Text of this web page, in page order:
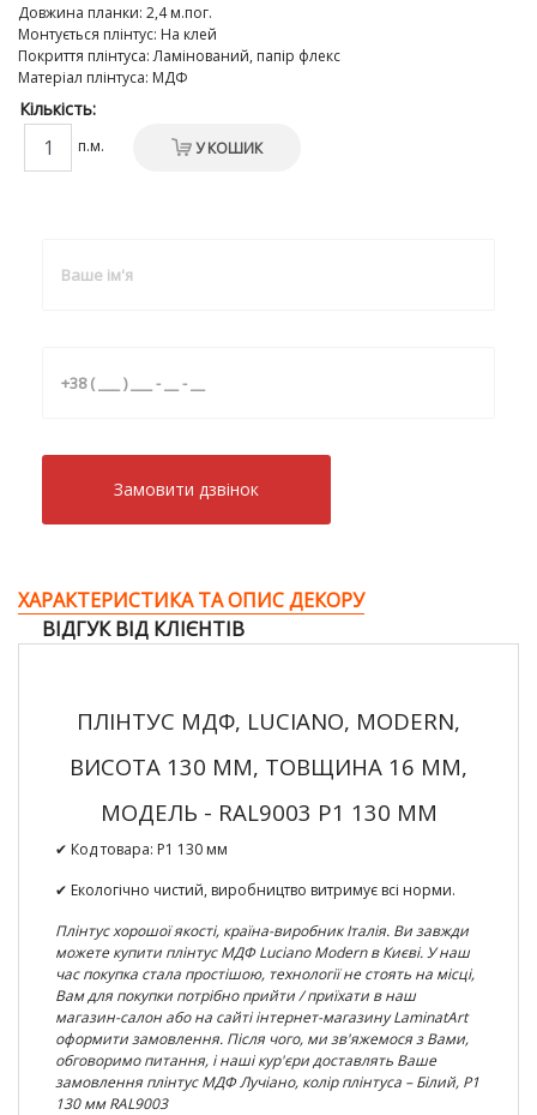
Довжина планки: 2,4 м.пог.
Монтується плінтус: На клей
Покриття плінтуса:Ламінований, папір флекс
Матеріал плінтуса: МДФ
Кількість:
п.м. У КОШИК
Замовити дзвiнок
ХАРАКТЕРИСТИКА ТА ОПИС ДЕКОРУ
ВІДГУК ВІД КЛІЄНТІВ
ПЛІНТУС МДФ, LUCIANO, MODERN,
ВИСОТА 130 ММ, ТОВЩИНА 16 ММ,
МОДЕЛЬ - RAL9003 Р1 130 ММ
✔ Код товара: Р1 130 мм
✔ Екологічно чистий, виробництво витримує всі норми.
Плінтус хорошої якості, країна-виробник Італія. Ви завжди
можетекупити плінтус МДФLuciano Modernв Києві. У наш
час покупка стала простішою, технології не стоять на місці,
Вам для покупки потрібно прийти / приїхати в наш
магазин-салон або на сайті інтернет-магазину LaminatArt
оформити замовлення. Після чого, ми зв'яжемося з Вами,
обговоримо питання, і наші кур'єри доставлять Ваше
замовлення плінтус МДФ Лучіано, колір плінтуса – Білий, Р1
130 мм RAL9003